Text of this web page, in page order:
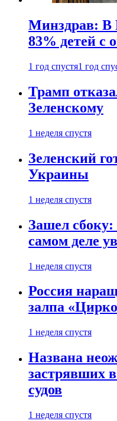
Минздрав: В
83% детей с
1 год спустя1 год
Трамп
Зеленскому
1 неделя спустя
Зеленский
Украины
1 неделя спустя
Зашел сбоку:
самом деле
1 неделя спустя
Россия
залпа
1 неделя спустя
Названа
застрявших
судов
1 неделя спустя